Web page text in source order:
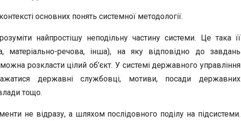
основних понять системної методології.
найпростішу неподільну частину системи. Це така її
матеріально-речова, інша), на яку відповідно до завдань
можна розкласти цілий об’єкт. У системі державного управління
державні службовці, мотиви, посади державних
тощо.
не відразу, а шляхом послідовного поділу на підсистеми.